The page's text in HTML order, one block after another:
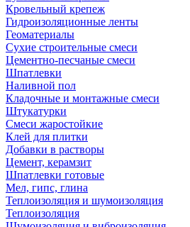
Кровельный крепеж
Гидроизоляционные ленты
Геоматериалы
Сухие строительные смеси
Цементно-песчаные смеси
Шпатлевки
Наливной пол
Кладочные и монтажные смеси
Штукатурки
Смеси жаростойкие
Клей для плитки
Добавки в растворы
Цемент, керамзит
Шпатлевки готовые
Мел, гипс, глина
Теплоизоляция и шумоизоляция
Теплоизоляция